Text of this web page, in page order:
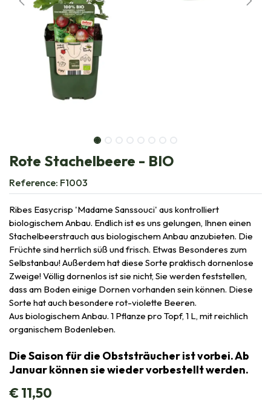
Rote Stachelbeere - BIO
Reference: F1003
Ribes Easycrisp 'Madame Sanssouci' aus kontrolliert
biologischem Anbau. Endlich ist es uns gelungen, Ihnen einen
Stachelbeerstrauch aus biologischem Anbau anzubieten. Die
Früchte sind herrlich süß und frisch. Etwas Besonderes zum
Selbstanbau! Außerdem hat diese Sorte praktisch dornenlose
Zweige! Völlig dornenlos ist sie nicht, Sie werden feststellen,
dass am Boden einige Dornen vorhanden sein können. Diese
Sorte hat auch besondere rot-violette Beeren.
Aus biologischem Anbau. 1 Pflanze pro Topf, 1 L, mit reichlich
organischem Bodenleben.
Die Saison für die Obststräucher ist vorbei. Ab
Januar können sie wieder vorbestellt werden.
€11,50